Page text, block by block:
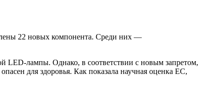
22 новых компонента. Среди них —
LED-лампы. Однако, в соответствии с новым запретом,
для здоровья. Как показала научная оценка ЕС,